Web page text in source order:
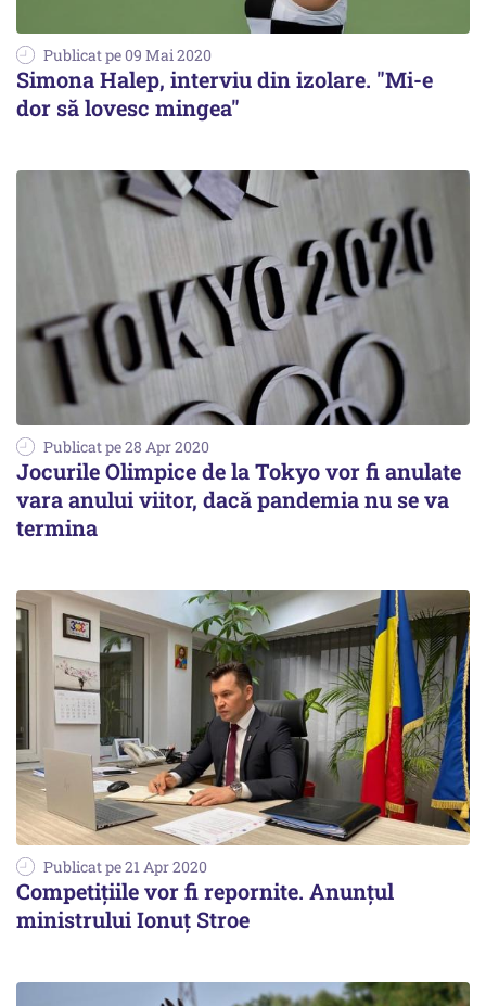
Publicat pe 09 Mai 2020
Simona Halep, interviu din izolare. "Mi-e
dor să lovesc mingea"
Publicat pe 28 Apr 2020
Jocurile Olimpice de la Tokyo vor fi anulate
vara anului viitor, dacă pandemia nu se va
termina
Publicat pe 21 Apr 2020
Competițiile vor fi repornite. Anunțul
ministrului Ionuț Stroe